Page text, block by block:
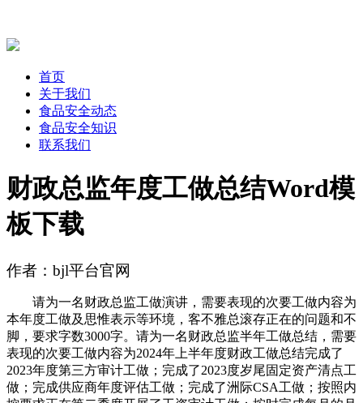
首页
关于我们
食品安全动态
食品安全知识
联系我们
财政总监年度工做总结Word模
板下载
作者：bjl平台官网
请为一名财政总监工做演讲，需要表现的次要工做内容为
本年度工做及思惟表示等环境，客不雅总滚存正在的问题和不
脚，要求字数3000字。请为一名财政总监半年工做总结，需要
表现的次要工做内容为2024年上半年度财政工做总结完成了
2023年度第三方审计工做；完成了2023度岁尾固定资产清点工
做；完成供应商年度评估工做；完成了洲际CSA工做；按照内